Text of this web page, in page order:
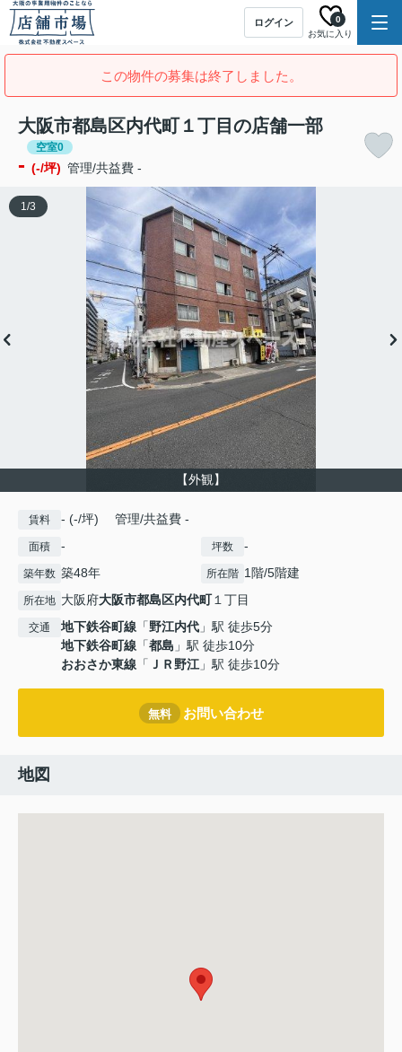
ログイン
お気に入り
0
この物件の募集は終了しました。
大阪市都島区内代町１丁目の店舗一部
空室0
- (-/坪) 管理/共益費 -
【外観】
1/3
賃料 - (-/坪) 管理/共益費 -
面積 - 坪数 -
築年数 築48年 所在階 1階/5階建
所在地 大阪府大阪市都島区内代町１丁目
交通 地下鉄谷町線 「野江内代 」駅 徒歩5分
地下鉄谷町線 「都島 」駅 徒歩10分
おおさか東線 「 ＪＲ野江」駅 徒歩10分
無料 お問い合わせ
地図